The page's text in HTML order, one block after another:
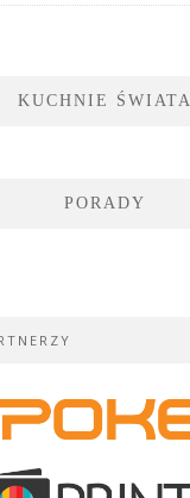
KUCHNIE ŚWIATA
PORADY